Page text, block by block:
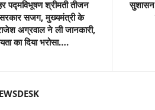
पद्मविभूषण श्रीमती तीजन
सजग, मुख्यमंत्री के
अग्रवाल ने ली जानकारी,
का दिया भरोसा….
सुशासन